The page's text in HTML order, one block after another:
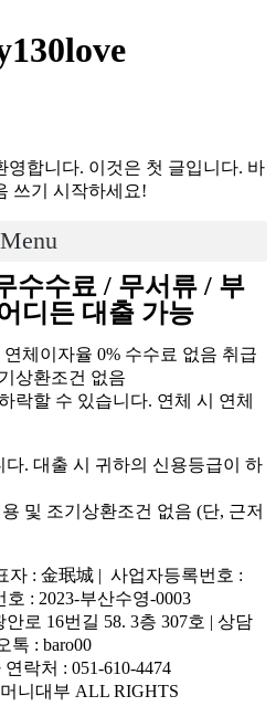
영합니다. 이것은 첫 글입니다. 바
쓰기 시작하세요!
Menu
수수료 / 무서류 / 부
디든 대출 가능
체이자율 0% 수수료 없음 취급
상환조건 없음
락할 수 있습니다. 연체 시 연체
. 대출 시 귀하의 신용등급이 하
및 조기상환조건 없음 (단, 근저
자 : 金珉城 | 사업자등록번호 :
호 : 2023-부산수영-0003
로 16번길 58. 3층 307호 | 상담
톡 : baro00
락처 : 051-610-4474
니대부 ALL RIGHTS